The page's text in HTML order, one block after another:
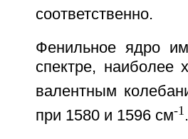
соответственно.
Фенильное ядро
спектре, наиболее
валентным
при 1580 и 1596 см-1.